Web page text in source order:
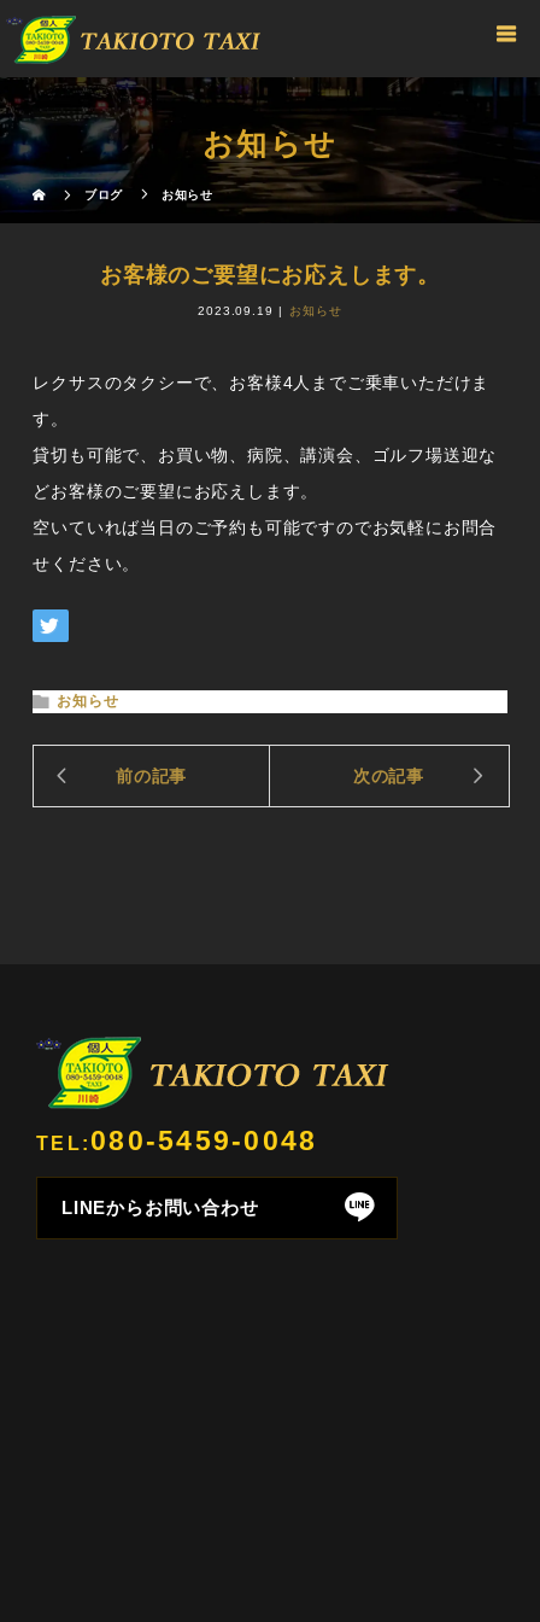
お知らせ
ブログ お知らせ
お客様のご要望にお応えします。
2023.09.19 お知らせ
レクサスのタクシーで、お客様4人までご乗車いただけま
す。
貸切も可能で、お買い物、病院、講演会、ゴルフ場送迎な
どお客様のご要望にお応えします。
空いていれば当日のご予約も可能ですのでお気軽にお問合
せください。
お知らせ
前の記事 次の記事
TEL: 080-5459-0048
LINEからお問い合わせ